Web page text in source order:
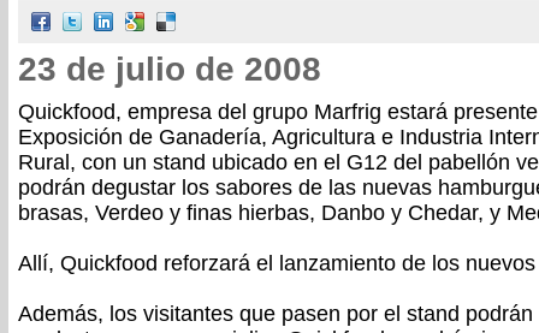
23 de julio de 2008
Quickfood, empresa del grupo Marfrig estará
Exposición de Ganadería, Agricultura e Industria
Rural, con un stand ubicado en el G12 del pabellón
podrán degustar los sabores de las nuevas
brasas, Verdeo y finas hierbas, Danbo y Chedar, y
Allí, Quickfood reforzará el lanzamiento de los
Además, los visitantes que pasen por el stand